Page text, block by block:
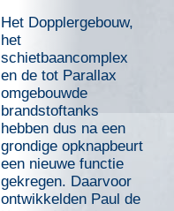
Het Dopplergebouw,
het
schietbaancomplex
en de tot Parallax
omgebouwde
brandstoftanks
hebben dus na een
grondige opknapbeurt
een nieuwe functie
gekregen. Daarvoor
ontwikkelden Paul de